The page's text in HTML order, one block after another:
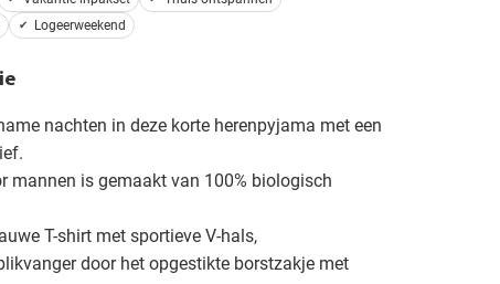
Logeerweekend
nachten in deze korte herenpyjama met een
mannen is gemaakt van 100% biologisch
T-shirt met sportieve V-hals,
door het opgestikte borstzakje met